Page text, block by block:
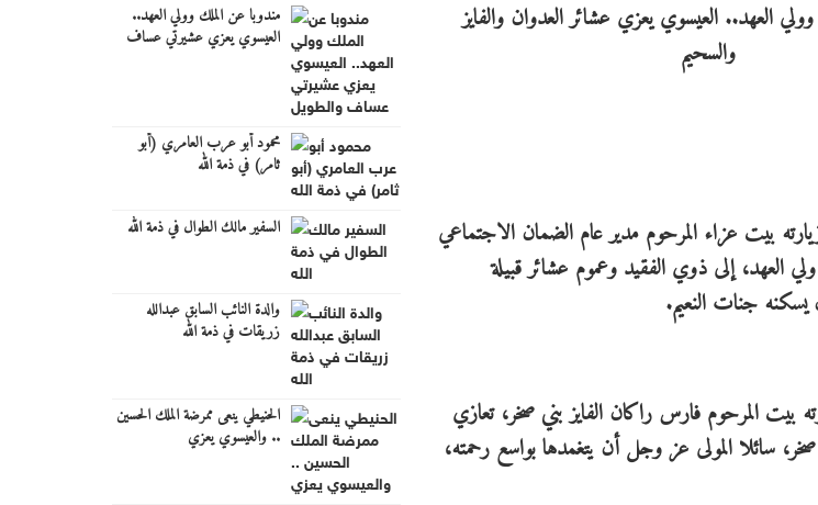
بيت عزاء المرحوم مدير عام الضمان الاجتماعي
العهد، إلى ذوي الفقيد وعموم عشائر قبيلة
يسكنه جنات النعيم.
بيت المرحوم فارس راكان الفايز بني صخر، تعازي
سائلا المولى عز وجل أن يتغمدها بواسع رحمته،
مندوبا عن الملك وولي العهد..
العيسوي يعزي عشيرتي عساف
محمود أبو عرب العامري (أبو
ثامر) في ذمة الله
السفير مالك الطوال في ذمة الله
والدة النائب السابق عبدالله
زريقات في ذمة الله
الحنيطي ينعى ممرضة الملك الحسين
.. والعيسوي يعزي